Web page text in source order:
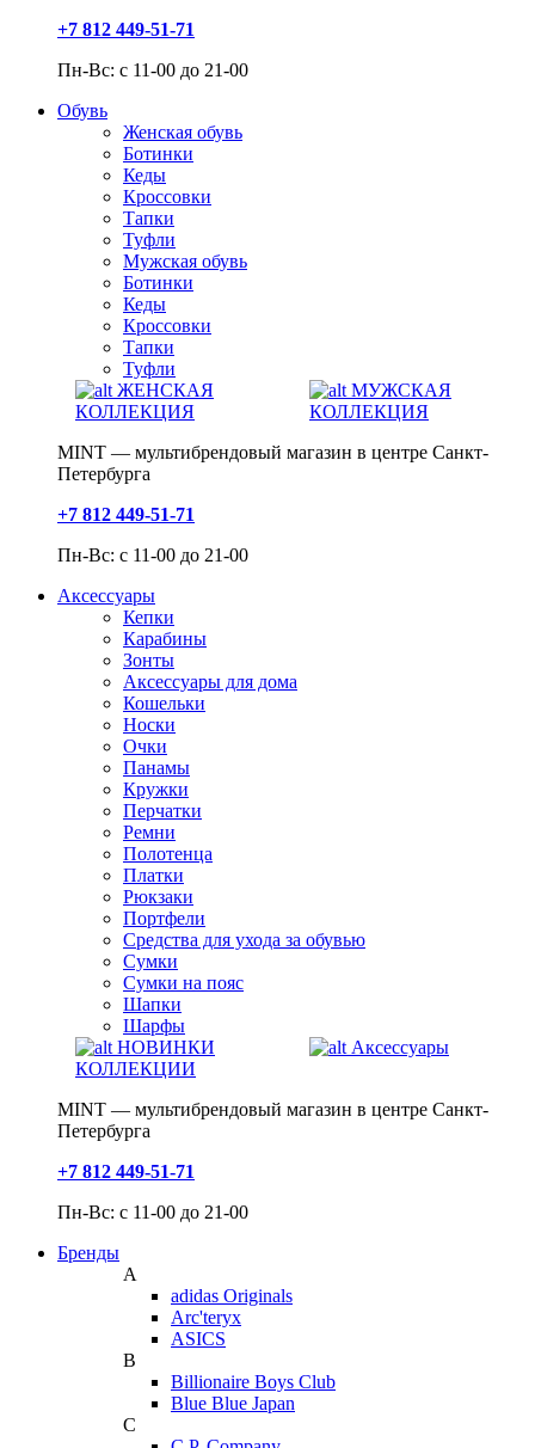
+7 812 449-51-71
Пн-Вс: с 11-00 до 21-00
Обувь
Женская обувь
Ботинки
Кеды
Кроссовки
Тапки
Туфли
Мужская обувь
Ботинки
Кеды
Кроссовки
Тапки
Туфли
ЖЕНСКАЯ
КОЛЛЕКЦИЯ
МУЖСКАЯ
КОЛЛЕКЦИЯ
MINT — мультибрендовый магазин в центре Санкт-
Петербурга
+7 812 449-51-71
Пн-Вс: с 11-00 до 21-00
Аксессуары
Кепки
Карабины
Зонты
Аксессуары для дома
Кошельки
Носки
Очки
Панамы
Кружки
Перчатки
Ремни
Полотенца
Платки
Рюкзаки
Портфели
Средства для ухода за обувью
Сумки
Сумки на пояс
Шапки
Шарфы
НОВИНКИ
КОЛЛЕКЦИИ
Аксессуары
MINT — мультибрендовый магазин в центре Санкт-
Петербурга
+7 812 449-51-71
Пн-Вс: с 11-00 до 21-00
Бренды
A
adidas Originals
Arc'teryx
ASICS
B
Billionaire Boys Club
Blue Blue Japan
C